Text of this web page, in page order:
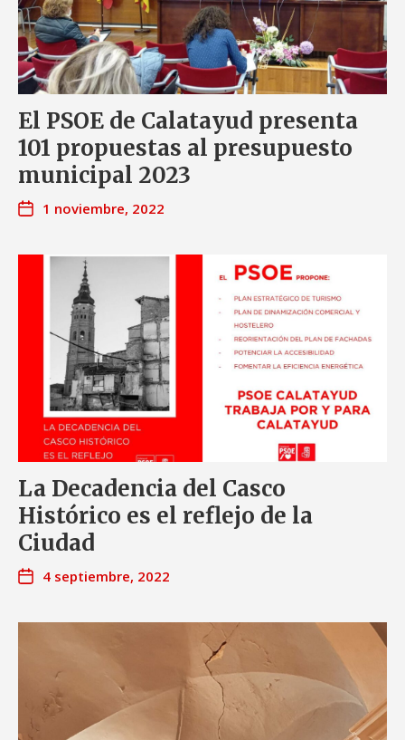
El PSOE de Calatayud presenta
101 propuestas al presupuesto
municipal 2023
1 noviembre, 2022
La Decadencia del Casco
Histórico es el reflejo de la
Ciudad
4 septiembre, 2022